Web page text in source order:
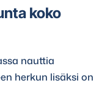
koko
nauttia
herkun lisäksi on